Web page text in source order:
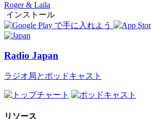
Roger & Laila
インストール
Radio Japan
ラジオ局とポッドキャスト
リソース